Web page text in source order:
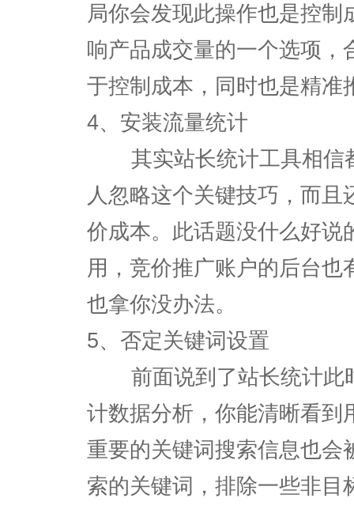
局你会发现此操作也是控
响产品成交量的一个选项，
于控制成本，同时也是精准
4、安装流量统计
其实站长统计工具相信
人忽略这个关键技巧，而
价成本。此话题没什么好说
用，竞价推广账户的后台
也拿你没办法。
5、否定关键词设置
前面说到了站长统计此
计数据分析，你能清晰看到
重要的关键词搜索信息也会
索的关键词，排除一些非目